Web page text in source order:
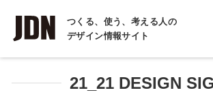
つくる、使う、考える人の
デザイン情報サイト
INTERVIEW
インタビュー
REPORT
21_21 DESIGN